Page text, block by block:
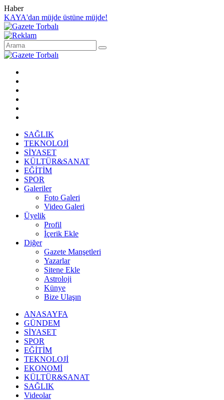
Haber
KAYA'dan müjde üstüne müjde!
SAĞLIK
TEKNOLOJİ
SİYASET
KÜLTÜR&SANAT
EĞİTİM
SPOR
Galeriler
Foto Galeri
Video Galeri
Üyelik
Profil
İçerik Ekle
Diğer
Gazete Manşetleri
Yazarlar
Sitene Ekle
Astroloji
Künye
Bize Ulaşın
ANASAYFA
GÜNDEM
SİYASET
SPOR
EĞİTİM
TEKNOLOJİ
EKONOMİ
KÜLTÜR&SANAT
SAĞLIK
Videolar